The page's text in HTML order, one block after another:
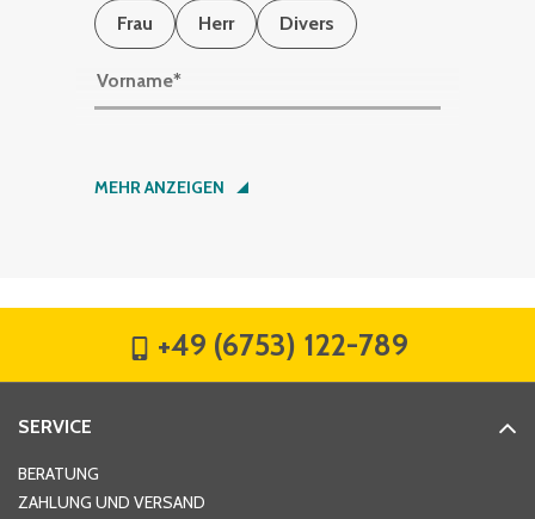
Frau
Herr Divers
Vorname*
Nachname*
Hausnummer
MEHR ANZEIGEN
+49 (6753) 122-789
SERVICE
BERATUNG
ZAHLUNG UND VERSAND